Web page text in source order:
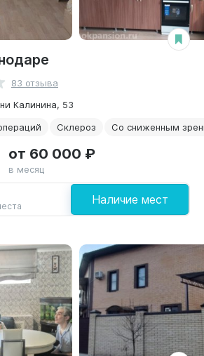
83 отзыва
Калинина, 53
Склероз Со сниженным
Наличие мест
от 60 000 ₽
в месяц